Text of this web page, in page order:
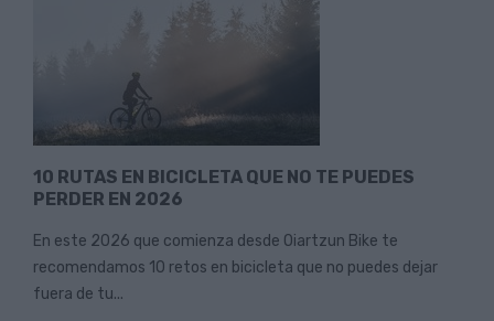
10 RUTAS EN BICICLETA QUE NO TE PUEDES
PERDER EN 2026
En este 2026 que comienza desde Oiartzun Bike te
recomendamos 10 retos en bicicleta que no puedes dejar
fuera de tu...